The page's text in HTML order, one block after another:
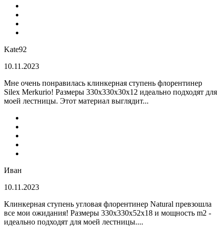
Kate92
10.11.2023
Мне очень понравилась клинкерная ступень флорентинер
Silex Merkurio! Размеры 330х330х30х12 идеально подходят для
моей лестницы. Этот материал выглядит...
Иван
10.11.2023
Клинкерная ступень угловая флорентинер Natural превзошла
все мои ожидания! Размеры 330х330х52х18 и мощность m2 -
идеально подходят для моей лестницы....